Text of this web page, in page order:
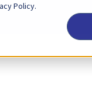
Policy.